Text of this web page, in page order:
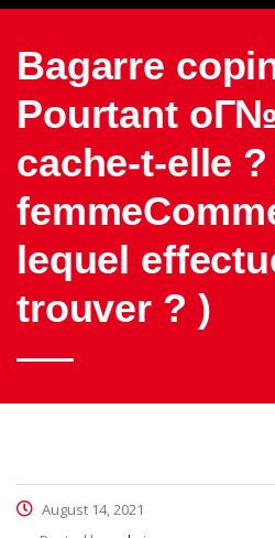
Bagarre
Pourtant
cache-t-elle
lequel
trouver ? )
August 14, 2021